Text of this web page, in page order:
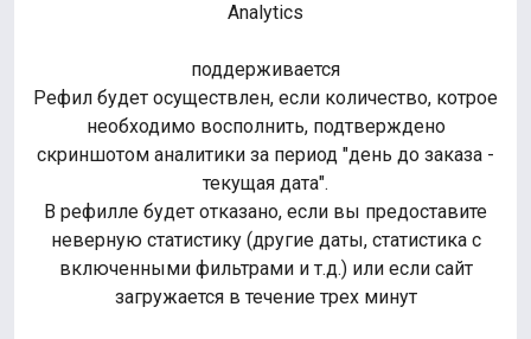
Analytics
поддерживается
Рефил будет осуществлен, если количество, котрое
необходимо восполнить, подтверждено
скриншотом аналитики за период "день до заказа -
текущая дата".
В рефилле будет отказано, если вы предоставите
неверную статистику (другие даты, статистика с
включенными фильтрами и т.д.) или если сайт
загружается в течение трех минут